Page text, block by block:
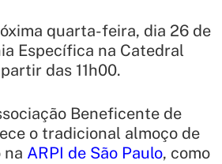
quarta-feira, dia 26 de
Específica na Catedral
das 11h00.
Beneficente de
o tradicional almoço de
na ARPI de São Paulo, como